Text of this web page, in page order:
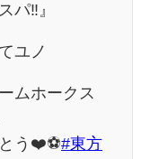
パ‼︎』
ユノ
ムホークス
う❤️⚽️#東方